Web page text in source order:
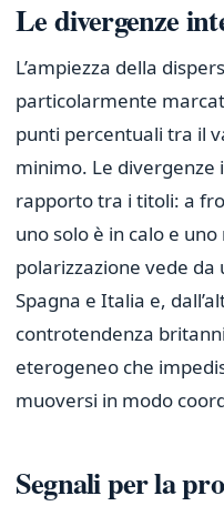
Le divergenze
L’ampiezza della
particolarmente
punti percentuali tra il
minimo. Le divergenze
rapporto tra i titoli: a
uno solo è in calo e
polarizzazione vede
Spagna e Italia e,
controtendenza
eterogeneo che
muoversi in modo
Segnali per la